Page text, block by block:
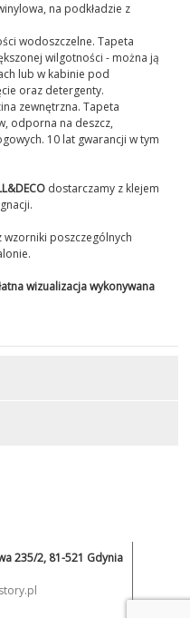
na podkładzie z
wodoszczelne. Tapeta
wilgotności - można ją
lub w kabinie pod
oraz detergenty.
zewnętrzna. Tapeta
odporna na deszcz,
10 lat gwarancji w tym
dostarczamy z klejem
wzorniki poszczególnych
wizualizacja wykonywana
235/2, 81-521 Gdynia